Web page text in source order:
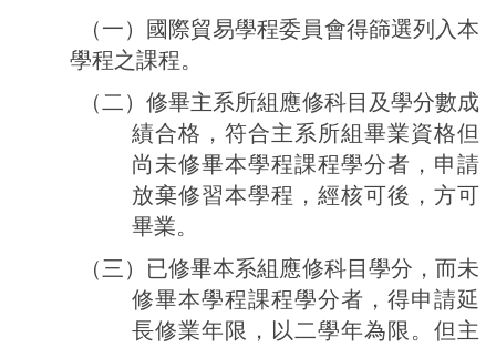
（一）
國際貿易學程委員會得篩選列入本
學程之課程。
（二）修畢主系所組應修科目及學分數成
績合格，符合主系所組畢業資格但
尚未修畢本學程課程學分者，申請
放棄修習本學程，經核可後，方可
畢業。
（三）已修畢本系組應修科目學分，而未
修畢本學程課程學分者，得申請延
長修業年限，以二學年為限。 但主